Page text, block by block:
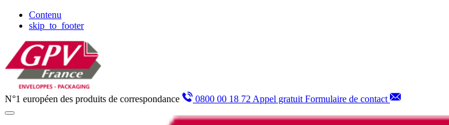
Contenu
skip_to_footer
N°1 européen des produits de correspondance 0800 00 18 72 Appel gratuit Formulaire de contact